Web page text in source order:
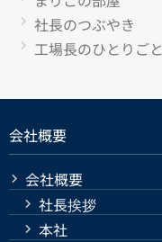
社長のつぶやき
工場長のひとりごと
会社概要
会社概要
社長挨拶
本社